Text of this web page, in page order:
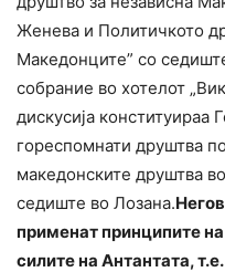
Женева и Политичкото
Македонците” со
собрание во хотелот
дискусија конституираа
гореспомнати друштва
македонските друштва
седиште во Лозана.
применат принципите
силите на Антантата,